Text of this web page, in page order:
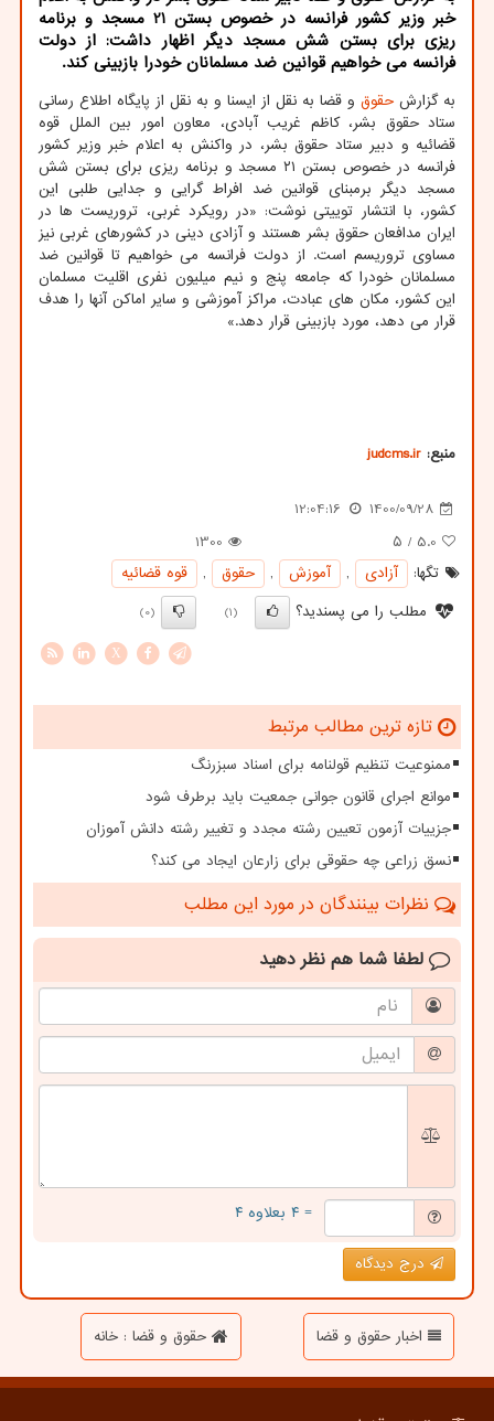
خبر وزیر کشور فرانسه در خصوص بستن 21 مسجد و برنامه
ریزی برای بستن شش مسجد دیگر اظهار داشت: از دولت
فرانسه می خواهیم قوانین ضد مسلمانان خودرا بازبینی کند.
به گزارش حقوق و قضا به نقل از ایسنا و به نقل از پایگاه اطلاع رسانی
ستاد حقوق بشر، کاظم غریب آبادی، معاون امور بین الملل قوه
قضائیه و دبیر ستاد حقوق بشر، در واکنش به اعلام خبر وزیر کشور
فرانسه در خصوص بستن ۲۱ مسجد و برنامه ریزی برای بستن شش
مسجد دیگر برمبنای قوانین ضد افراط گرایی و جدایی طلبی این
کشور، با انتشار توییتی نوشت: «در رویکرد غربی، تروریست ها در
ایران مدافعان حقوق بشر هستند و آزادی دینی در کشورهای غربی نیز
مساوی تروریسم است. از دولت فرانسه می خواهیم تا قوانین ضد
مسلمانان خودرا که جامعه پنج و نیم میلیون نفری اقلیت مسلمان
این کشور، مکان های عبادت، مراکز آموزشی و سایر اماکن آنها را هدف
قرار می دهد، مورد بازبینی قرار دهد.»
منبع: judcms.ir
1400/09/28
12:04:16
5.0 / ۵
1300
تگها:
آزادی , آموزش , حقوق ,
قوه قضائیه
مطلب را می پسندید؟
(1)
(0)
X
تازه ترین مطالب مرتبط
ممنوعیت تنظیم قولنامه برای اسناد سبزرنگ
موانع اجرای قانون جوانی جمعیت باید برطرف شود
جزییات آزمون تعیین رشته مجدد و تغییر رشته دانش آموزان
نسق زراعی چه حقوقی برای زارعان ایجاد می کند؟
نظرات بینندگان در مورد این مطلب
لطفا شما هم نظر دهید
= ۴ بعلاوه ۴
درج دیدگاه
اخبار حقوق و قضا حقوق و قضا : خانه